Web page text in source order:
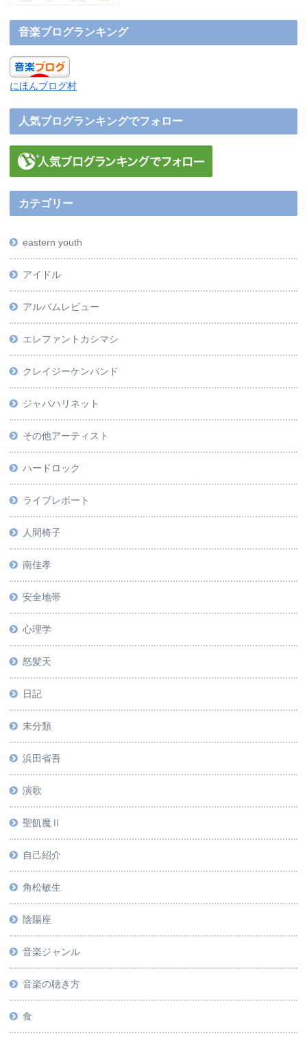
音楽ブログランキング
にほんブログ村
人気ブログランキングでフォロー
カテゴリー
eastern youth
アイドル
アルバムレビュー
エレファントカシマシ
クレイジーケンバンド
ジャパハリネット
その他アーティスト
ハードロック
ライブレポート
人間椅子
南佳孝
安全地帯
心理学
怒髪天
日記
未分類
浜田省吾
演歌
聖飢魔Ⅱ
自己紹介
角松敏生
陰陽座
音楽ジャンル
音楽の聴き方
食